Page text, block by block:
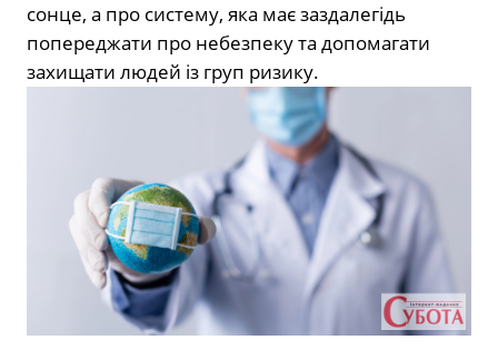
сонце, а про систему, яка має заздалегідь
попереджати про небезпеку та допомагати
захищати людей із груп ризику.